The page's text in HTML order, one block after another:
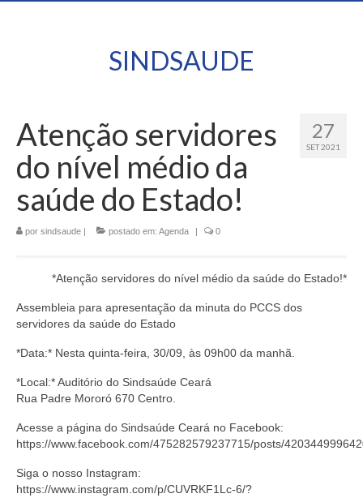
SINDSAUDE
27
SET 2021
Atenção servidores
do nível médio da
saúde do Estado!
por sindsaude | postado em: Agenda | 0
*Atenção servidores do nível médio da saúde do Estado!*
Assembleia para apresentação da minuta do PCCS dos
servidores da saúde do Estado
*Data:* Nesta quinta-feira, 30/09, às 09h00 da manhã.
*Local:* Auditório do Sindsaúde Ceará
Rua Padre Mororó 670 Centro.
Acesse a página do Sindsaúde Ceará no Facebook:
https://www.facebook.com/475282579237715/posts/
Siga o nosso Instagram:
https://www.instagram.com/p/CUVRKF1Lc-6/?